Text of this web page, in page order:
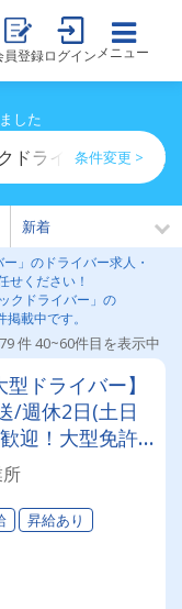
員登録ログイン メニュー
した
ドライバーのドライ
条件変更 >
」のドライバー求人・
せください！
クドライバー」の
載中です。
件 40~60件目を表示中
ドライバー】
/週休2日(土日
迎！大型免許
ンセン・賞
実
昇給あり